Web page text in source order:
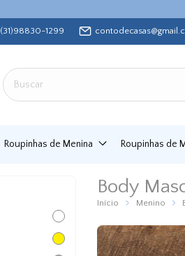
(31)98830-1299
Roupinhas de Menina Roupinhas de
Body
Início Menino